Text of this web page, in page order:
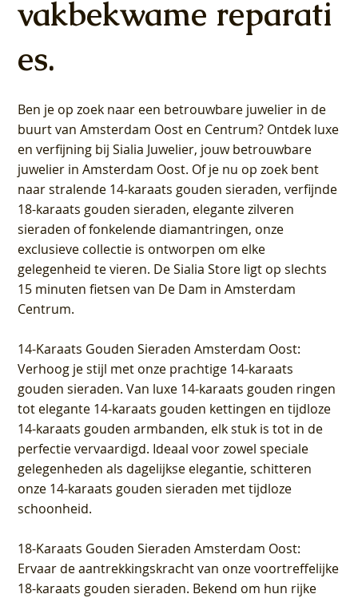
vakbekwame reparati
es.
Ben je op zoek naar een betrouwbare juwelier in de
buurt van Amsterdam Oost en Centrum? Ontdek luxe
en verfijning bij Sialia Juwelier, jouw betrouwbare
juwelier in Amsterdam Oost. Of je nu op zoek bent
naar stralende 14-karaats gouden sieraden, verfijnde
18-karaats gouden sieraden, elegante zilveren
sieraden of fonkelende diamantringen, onze
exclusieve collectie is ontworpen om elke
gelegenheid te vieren. De Sialia Store ligt op slechts
15 minuten fietsen van De Dam in Amsterdam
Centrum.
14-Karaats Gouden Sieraden Amsterdam Oost:
Verhoog je stijl met onze prachtige 14-karaats
gouden sieraden. Van luxe 14-karaats gouden ringen
tot elegante 14-karaats gouden kettingen en tijdloze
14-karaats gouden armbanden, elk stuk is tot in de
perfectie vervaardigd. Ideaal voor zowel speciale
gelegenheden als dagelijkse elegantie, schitteren
onze 14-karaats gouden sieraden met tijdloze
schoonheid.
18-Karaats Gouden Sieraden Amsterdam Oost:
Ervaar de aantrekkingskracht van onze voortreffelijke
18-karaats gouden sieraden. Bekend om hun rijke